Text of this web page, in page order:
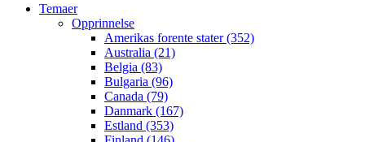
Temaer
Opprinnelse
Amerikas forente stater (352)
Australia (21)
Belgia (83)
Bulgaria (96)
Canada (79)
Danmark (167)
Estland (353)